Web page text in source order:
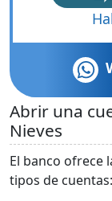
Abrir una
Nieves
El banco ofrece
tipos de cuentas: